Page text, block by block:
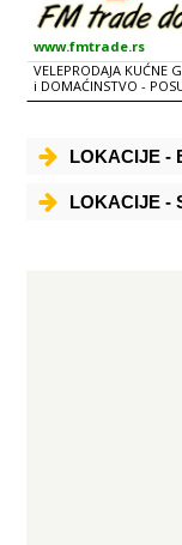
www.fmtrade.rs
VELEPRODAJA KUĆNE
i DOMAĆINSTVO -
PRIBOR UKRASNI
LOKACIJE -
LOKACIJE -